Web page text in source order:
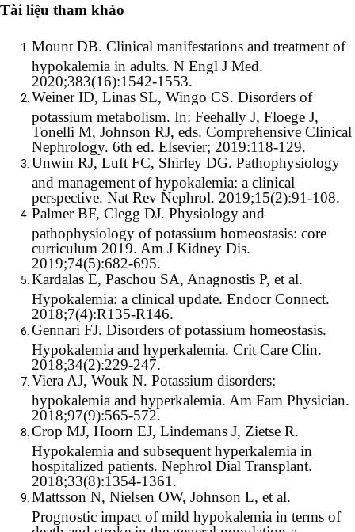
Tài liệu tham khảo
Mount DB. Clinical manifestations and treatment of
hypokalemia in adults. N Engl J Med.
2020;383(16):1542-1553.
Weiner ID, Linas SL, Wingo CS. Disorders of
potassium metabolism. In: Feehally J, Floege J,
Tonelli M, Johnson RJ, eds. Comprehensive Clinical
Nephrology. 6th ed. Elsevier; 2019:118-129.
Unwin RJ, Luft FC, Shirley DG. Pathophysiology
and management of hypokalemia: a clinical
perspective. Nat Rev Nephrol. 2019;15(2):91-108.
Palmer BF, Clegg DJ. Physiology and
pathophysiology of potassium homeostasis: core
curriculum 2019. Am J Kidney Dis.
2019;74(5):682-695.
Kardalas E, Paschou SA, Anagnostis P, et al.
Hypokalemia: a clinical update. Endocr Connect.
2018;7(4):R135-R146.
Gennari FJ. Disorders of potassium homeostasis.
Hypokalemia and hyperkalemia. Crit Care Clin.
2018;34(2):229-247.
Viera AJ, Wouk N. Potassium disorders:
hypokalemia and hyperkalemia. Am Fam Physician.
2018;97(9):565-572.
Crop MJ, Hoorn EJ, Lindemans J, Zietse R.
Hypokalemia and subsequent hyperkalemia in
hospitalized patients. Nephrol Dial Transplant.
2018;33(8):1354-1361.
Mattsson N, Nielsen OW, Johnson L, et al.
Prognostic impact of mild hypokalemia in terms of